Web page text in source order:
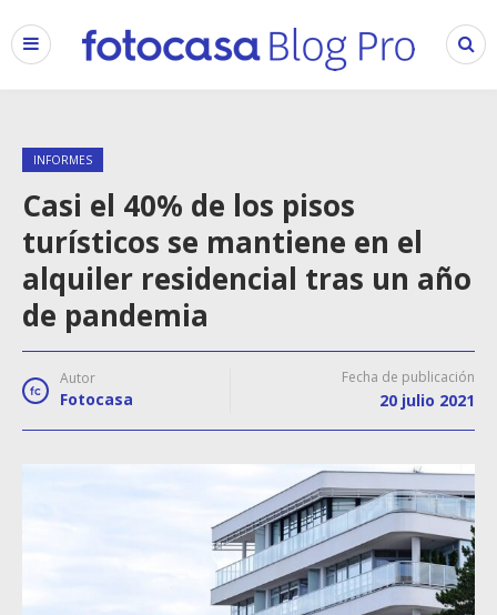
INFORMES
Casi el 40% de los pisos
turísticos se mantiene en el
alquiler residencial tras un año
de pandemia
Autor
Fotocasa
Fecha de publicación
20 julio 2021